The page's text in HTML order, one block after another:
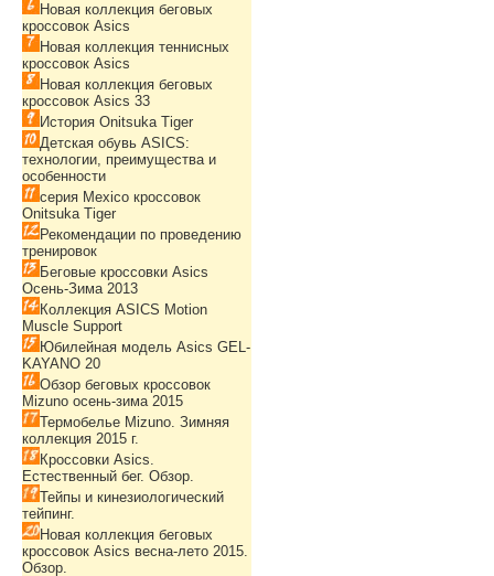
Новая коллекция беговых
кроссовок Asics
Новая коллекция теннисных
кроссовок Asics
Новая коллекция беговых
кроссовок Asics 33
История Onitsuka Tiger
Детская обувь ASICS:
технологии, преимущества и
особенности
серия Mexico кроссовок
Onitsuka Tiger
Рекомендации по проведению
тренировок
Беговые кроссовки Asics
Осень-Зима 2013
Коллекция ASICS Motion
Muscle Support
Юбилейная модель Asics GEL-
KAYANO 20
Обзор беговых кроссовок
Mizuno осень-зима 2015
Термобелье Mizuno. Зимняя
коллекция 2015 г.
Кроссовки Asics.
Естественный бег. Обзор.
Тейпы и кинезиологический
тейпинг.
Новая коллекция беговых
кроссовок Asics весна-лето 2015.
Обзор.